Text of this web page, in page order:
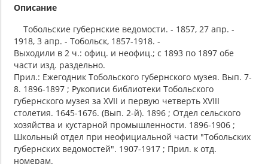
Описание
Тобольские губернские ведомости. - 1857, 27 апр. -
1918, 3 апр. - Тобольск, 1857-1918. -
Выходили в 2 ч.: офиц. и неофиц.; с 1893 по 1897 обе
части изд. раздельно.
Прил.: Ежегодник Тобольского губернского музея. Вып. 7-
8. 1896-1897 ; Рукописи библиотеки Тобольского
губернского музея за XVII и первую четверть XVIII
столетия. 1645-1676. (Вып. 2-й). 1896 ; Отдел сельского
хозяйства и кустарной промышленности. 1896-1906 ;
Школьный отдел при неофициальной части "Тобольских
губернских ведомостей". 1907-1917 ; Прил. к отд.
номерам.